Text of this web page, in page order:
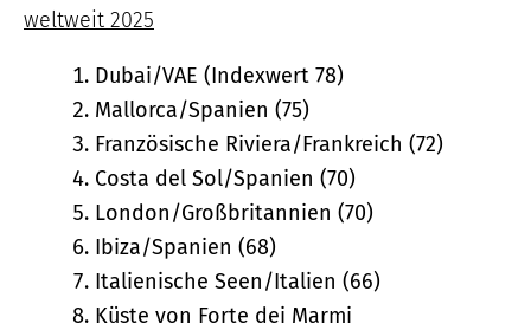
weltweit 2025
Dubai/VAE (Indexwert 78)
Mallorca/Spanien (75)
Französische Riviera/Frankreich (72)
Costa del Sol/Spanien (70)
London/Großbritannien (70)
Ibiza/Spanien (68)
Italienische Seen/Italien (66)
Küste von Forte dei Marmi